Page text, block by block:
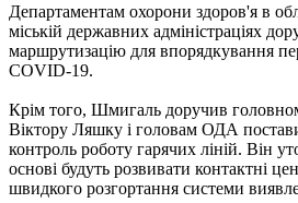
Департаментам охорони здоров'я в
міській державних адміністраціях
маршрутизацію для впорядкування
COVID-19.
Крім того, Шмигаль доручив
Віктору Ляшку і головам ОДА
контроль роботу гарячих ліній. Він
основі будуть розвивати контактні
швидкого розгортання системи